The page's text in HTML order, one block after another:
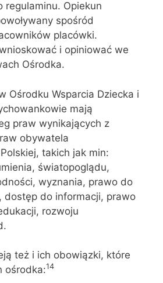
regulaminu. Opiekun
spośród
placówki.
i opiniować we
Ośrodka.
Ośrodku Wsparcia Dziecka i
mają
praw wynikających z
obywatela
takich jak min:
światopoglądu,
wyznania, prawo do
dostęp do informacji, prawo
rozwoju
też i ich obowiązki, które
ośrodka:14